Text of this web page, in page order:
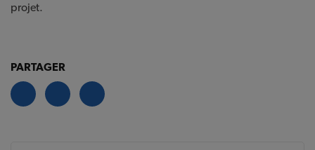
projet.
PARTAGER